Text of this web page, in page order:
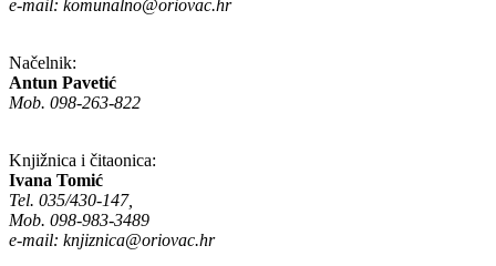
e-mail: komunalno@oriovac.hr
Načelnik:
Antun Pavetić
Mob. 098-263-822
Knjižnica i čitaonica:
Ivana Tomić
Tel. 035/430-147,
Mob. 098-983-3489
e-mail: knjiznica@oriovac.hr